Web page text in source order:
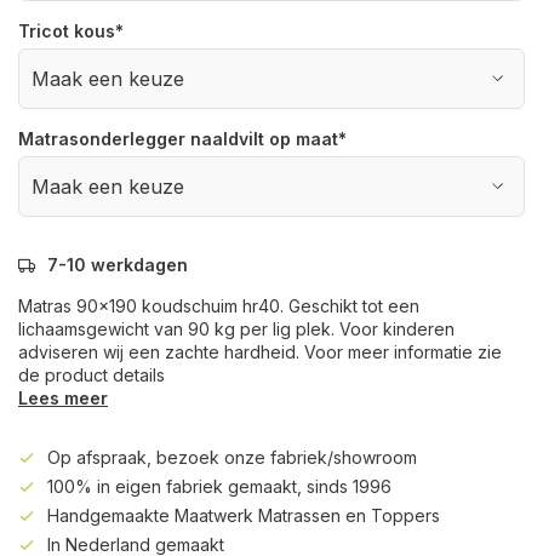
Tricot kous*
Matrasonderlegger naaldvilt op maat*
7-10 werkdagen
Matras 90x190 koudschuim hr40. Geschikt tot een
lichaamsgewicht van 90 kg per lig plek. Voor kinderen
adviseren wij een zachte hardheid. Voor meer informatie zie
de product details
Lees meer
Op afspraak, bezoek onze fabriek/showroom
100% in eigen fabriek gemaakt, sinds 1996
Handgemaakte Maatwerk Matrassen en Toppers
In Nederland gemaakt